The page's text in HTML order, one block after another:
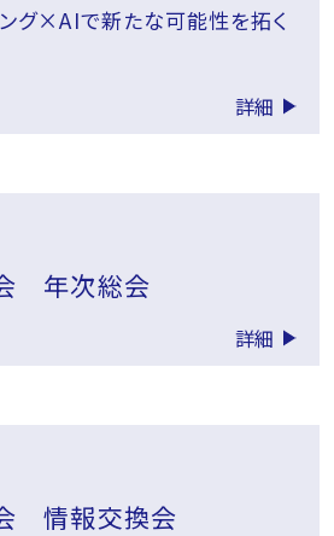
グ×AIで新たな可能性を拓く
詳細
年次総会
詳細
情報交換会